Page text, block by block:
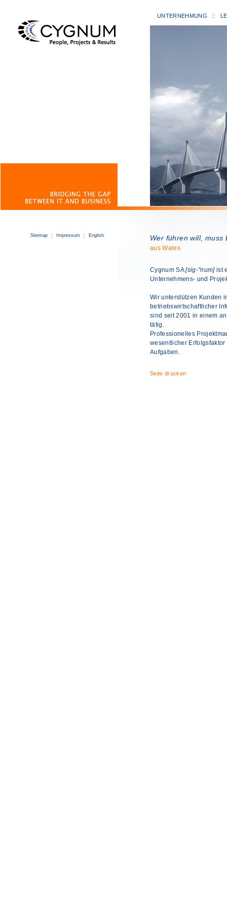
UNTERNEHMUNG
Sitemap Impressum English Wer führen will, muss
aus Wales
Cygnum SA[sig-"num]ist
Unternehmens- und
Wir unterstützen Kunden
betriebswirtschaftlicher
sind seit 2001 in einem
tätig.
Professionelles
wesentlicher
Aufgaben.
Seite drucken